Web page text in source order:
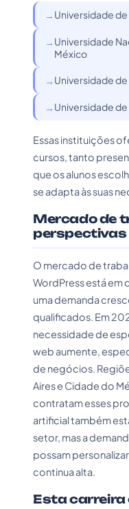
Universidade de
Universidade
México
Universidade
Universidade
Essas instituições
cursos, tanto
que os alunos
se adapta às suas
Mercado de
perspectivas
O mercado de
WordPress está
uma demanda
qualificados. Em
necessidade de
web aumente,
de negócios.
Aires e Cidade do
contratam esses
artificial também
setor, mas a
possam
continua alta.
Esta carreira